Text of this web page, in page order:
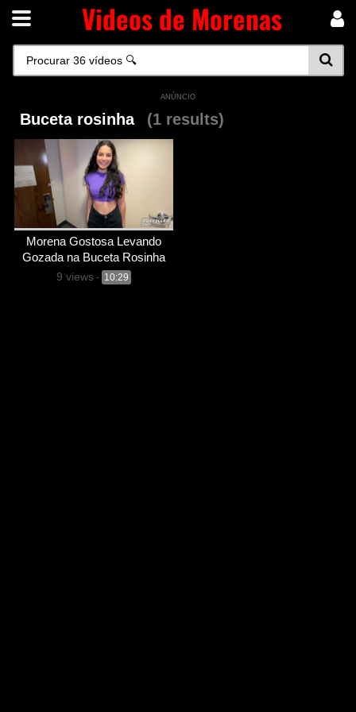
Videos de Morenas
ANÚNCIO
Buceta rosinha (1 results)
Morena Gostosa Levando
Gozada na Buceta Rosinha
9 views - 10:29